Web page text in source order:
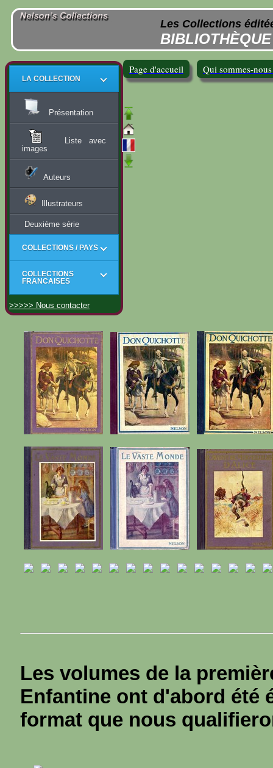
Les Collections
LA COLLECTION
Présentation
Liste avec
images
Auteurs
Illustrateurs
Deuxième série
COLLECTIONS / PAYS
COLLECTIONS
FRANCAISES
>>>>> Nous contacter
Les volumes de la
Enfantine ont d'abord été
format que nous
Page d'accueil Qui sommes-